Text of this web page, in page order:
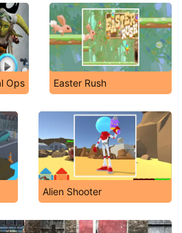
Ops Easter Rush
Alien Shooter